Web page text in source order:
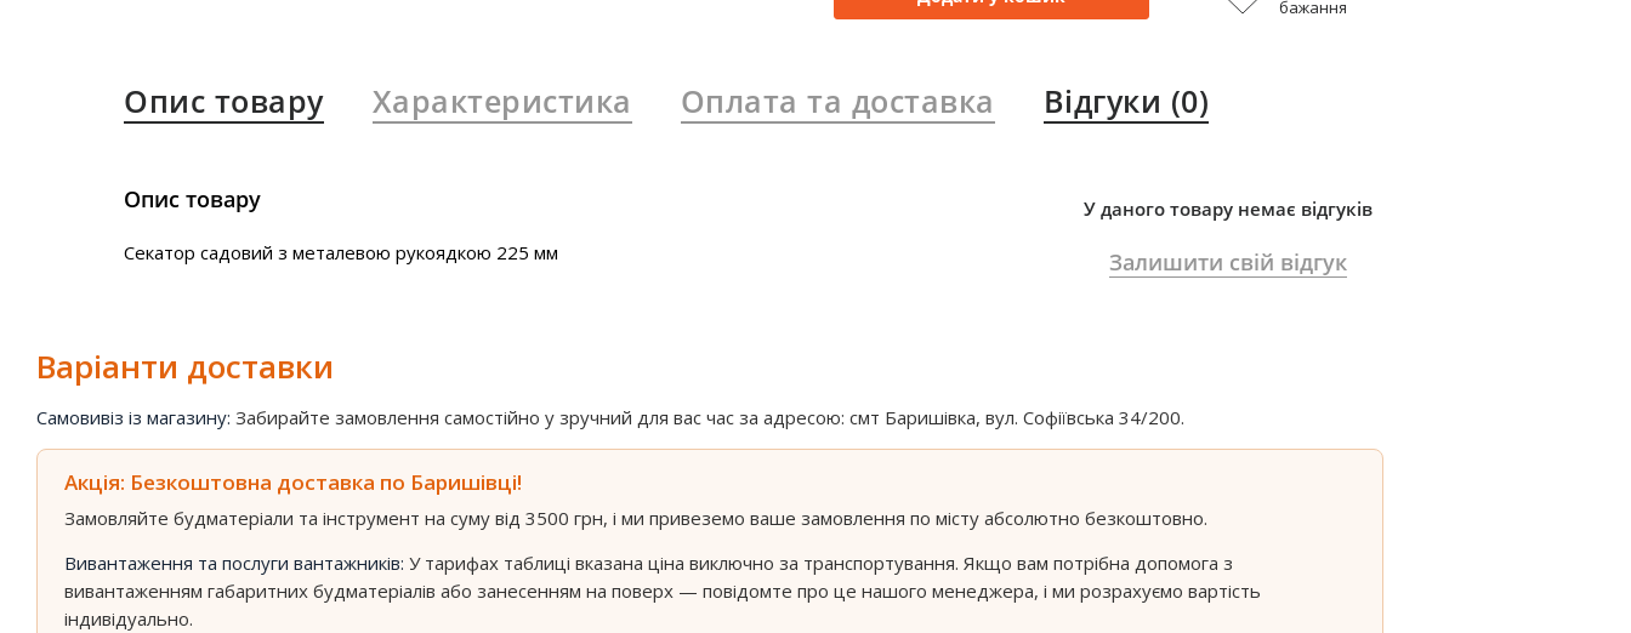
бажання
Опис товару Характеристика Оплата та доставка Відгуки (0)
Опис товару
Секатор садовий з металевою рукоядкою 225 мм
У даного товару немає відгуків
Залишити свій відгук
Варіанти доставки
Самовивіз із магазину: Забирайте замовлення самостійно у зручний для вас час за адресою: смт Баришівка, вул. Софіївська 34/200.
Акція: Безкоштовна доставка по Баришівці!
Замовляйте будматеріали та інструмент на суму від 3500 грн, і ми привеземо ваше замовлення по місту абсолютно безкоштовно.
Вивантаження та послуги вантажників: У тарифах таблиці вказана ціна виключно за транспортування. Якщо вам потрібна допомога з
вивантаженням габаритних будматеріалів або занесенням на поверх — повідомте про це нашого менеджера, і ми розрахуємо вартість
індивідуально.